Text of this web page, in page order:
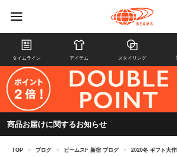
タイムライン アイテム スタイリング
商品お届けに関するお知らせ
TOP > ブログ > ビームスF 新宿 ブログ > 2020冬 ギフト大作戦